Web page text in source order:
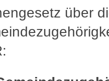
über